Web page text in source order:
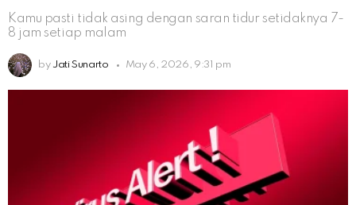
Kamu pasti tidak asing dengan saran tidur setidaknya 7-
8 jam setiap malam
by Jati Sunarto May 6, 2026, 9:31 pm